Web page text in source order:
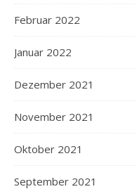
Februar 2022
Januar 2022
Dezember 2021
November 2021
Oktober 2021
September 2021